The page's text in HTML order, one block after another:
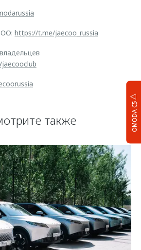
OMODA C5
https://t.me/jaecoo_russia
также